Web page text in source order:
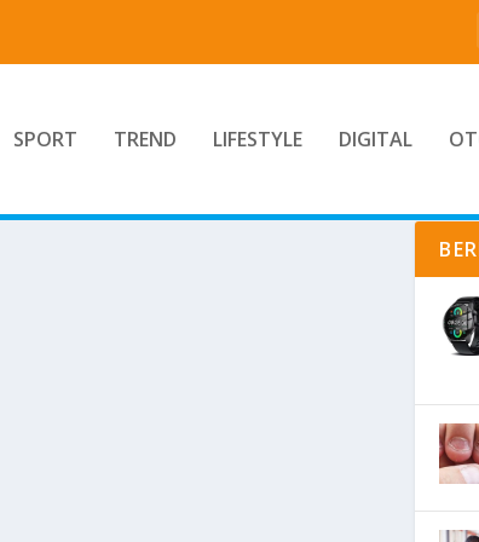
SPORT TREND LIFESTYLE DIGITAL